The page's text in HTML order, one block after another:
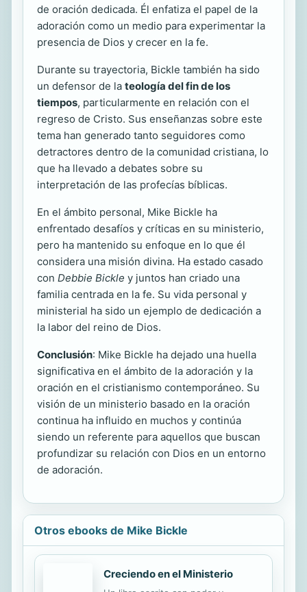
de oración dedicada. Él enfatiza el papel de la
adoración como un medio para experimentar la
presencia de Dios y crecer en la fe.
Durante su trayectoria, Bickle también ha sido
un defensor de la teología del fin de los
tiempos, particularmente en relación con el
regreso de Cristo. Sus enseñanzas sobre este
tema han generado tanto seguidores como
detractores dentro de la comunidad cristiana, lo
que ha llevado a debates sobre su
interpretación de las profecías bíblicas.
En el ámbito personal, Mike Bickle ha
enfrentado desafíos y críticas en su ministerio,
pero ha mantenido su enfoque en lo que él
considera una misión divina. Ha estado casado
con Debbie Bickle y juntos han criado una
familia centrada en la fe. Su vida personal y
ministerial ha sido un ejemplo de dedicación a
la labor del reino de Dios.
Conclusión: Mike Bickle ha dejado una huella
significativa en el ámbito de la adoración y la
oración en el cristianismo contemporáneo. Su
visión de un ministerio basado en la oración
continua ha influido en muchos y continúa
siendo un referente para aquellos que buscan
profundizar su relación con Dios en un entorno
de adoración.
Otros ebooks de Mike Bickle
Creciendo en el Ministerio